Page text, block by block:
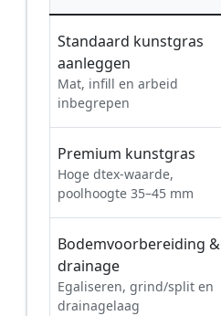
Standaard kunstgras
aanleggen
Mat, infill en arbeid
inbegrepen
Premium kunstgras
Hoge dtex-waarde,
poolhoogte 35–45 mm
Bodemvoorbereiding &
drainage
Egaliseren, grind/split en
drainagelaag